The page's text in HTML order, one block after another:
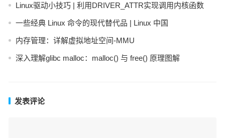
Linux驱动小技巧 | 利用DRIVER_ATTR实现调用内核函数
一些经典 Linux 命令的现代替代品 | Linux 中国
内存管理：详解虚拟地址空间-MMU
深入理解glibc malloc：malloc() 与 free() 原理图解
发表评论